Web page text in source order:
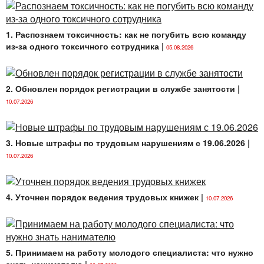
постановлениеМинистерства труда
и социальной защиты Республики Беларусь от
07.07.2014 № 57 «О некоторых вопросах
предоставления компенсации по условиям труда
рабочего времени» (далее — Постановление
№ 57);
административных правонарушениях (далее —
перечня населенных пунктов и объектов,
находящихся в зонах радиационного
некоторых постановлений Совета Министров
Республики Беларусь» (далее — Постановление
№ 9);
1. Распознаем токсичность: как не погубить всю команду
из-за одного токсичного сотрудника | 05.08.2026
2. Обновлен порядок регистрации в службе занятости |
10.07.2026
3. Новые штрафы по трудовым нарушениям с 19.06.2026 |
10.07.2026
4. Уточнен порядок ведения трудовых книжек | 10.07.2026
5. Принимаем на работу молодого специалиста: что нужно